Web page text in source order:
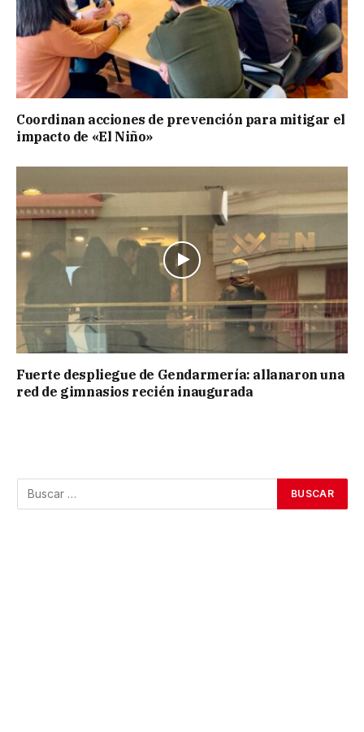
Coordinan acciones de prevención para mitigar el
impacto de «El Niño»
Fuerte despliegue de Gendarmería: allanaron una
red de gimnasios recién inaugurada